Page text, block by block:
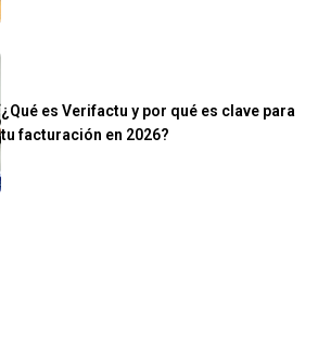
¿Qué es Verifactu y por qué es clave para
tu facturación en 2026?